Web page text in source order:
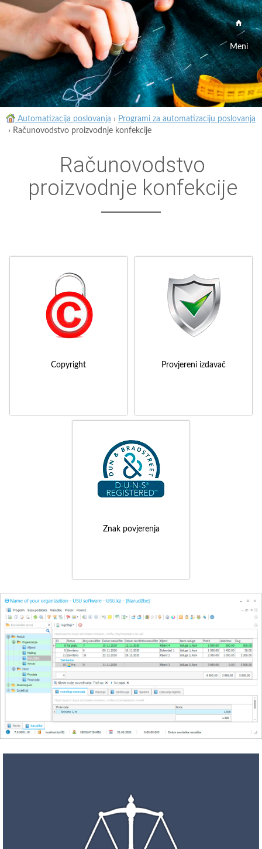
Meni
Automatizacija poslovanja › Programi za automatizaciju poslovanja
› Računovodstvo proizvodnje konfekcije
Računovodstvo
proizvodnje konfekcije
Copyright Provjereni izdavač
Znak povjerenja